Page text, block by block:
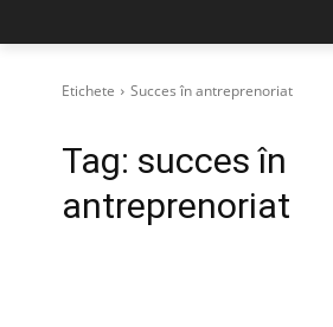
Etichete Succes în antreprenoriat
Tag: succes în
antreprenoriat